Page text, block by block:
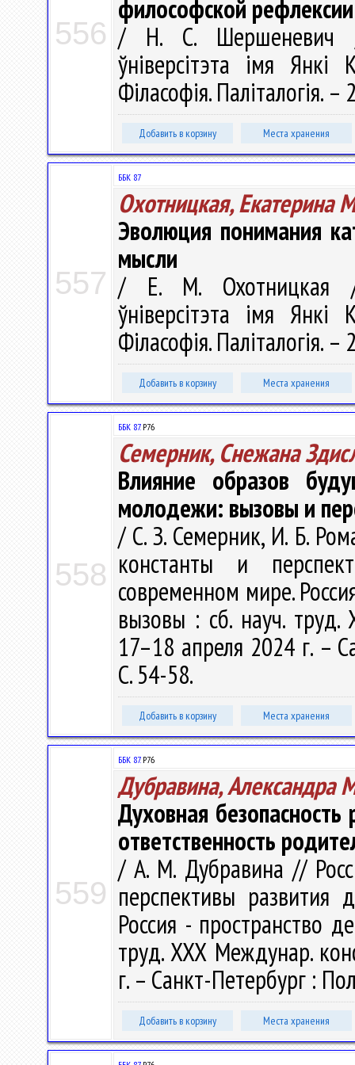
556
философской рефлексии
/ Н. С. Шершеневич //
ўніверсітэта імя Янкі
Філасофія. Паліталогія.
Добавить в корзину Места хранения
557
ББК 87
Охотницкая, Екатерина
Эволюция понимания
мысли
/ Е. М. Охотницкая //
ўніверсітэта імя Янкі
Філасофія. Паліталогія.
Добавить в корзину Места хранения
558
ББК 87.Р76
Семерник, Снежана
Влияние образов
молодежи: вызовы и
/ С. З. Семерник, И. Б.
константы и
современном мире.
вызовы : сб. науч.
17–18 апреля 2024 г. –
С. 54-58.
Добавить в корзину Места хранения
559
ББК 87.Р76
Дубравина, Александра
Духовная
ответственность
/ А. М. Дубравина //
перспективы развития
Россия - пространство
труд. ХХХ Междунар.
г. – Санкт-Петербург :
Добавить в корзину Места хранения